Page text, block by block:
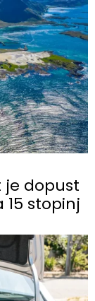
je dopust
stopinj